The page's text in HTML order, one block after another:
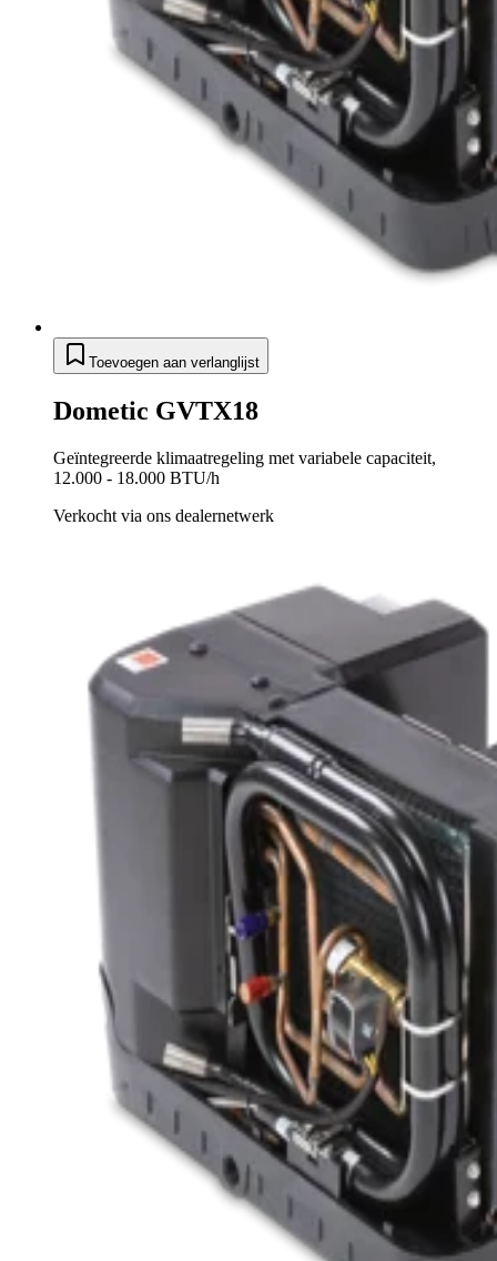
Toevoegen aan verlanglijst
Dometic GVTX18
Geïntegreerde klimaatregeling met variabele capaciteit,
12.000 - 18.000 BTU/h
Verkocht via ons dealernetwerk